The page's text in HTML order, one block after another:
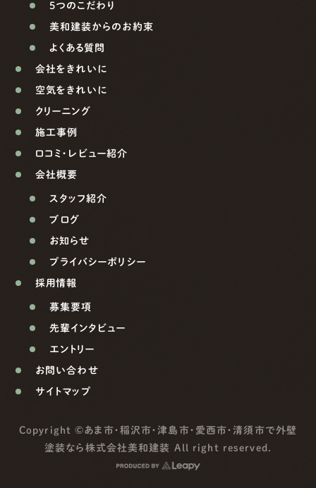
5つのこだわり
美和建装からのお約束
よくある質問
会社をきれいに
空気をきれいに
クリーニング
施工事例
口コミ・レビュー紹介
会社概要
スタッフ紹介
ブログ
お知らせ
プライバシーポリシー
採用情報
募集要項
先輩インタビュー
エントリー
お問い合わせ
サイトマップ
Copyright ©あま市・稲沢市・津島市・愛西市・清須市で外壁
塗装なら株式会社美和建装 All right reserved.